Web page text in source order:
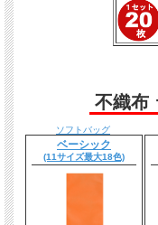
不織布
ソフトバッグ
ベーシック
(11サイズ最大18色)